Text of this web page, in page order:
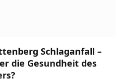
Schlaganfall –
die Gesundheit des